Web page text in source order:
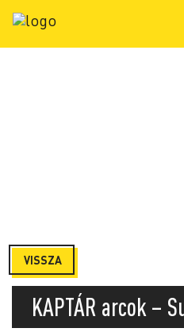
VISSZA
KAPTÁR arcok –